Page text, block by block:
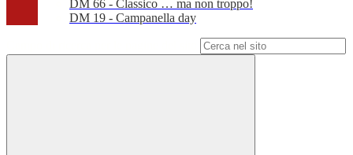
DM 66 - Classico … ma non troppo!
DM 19 - Campanella day